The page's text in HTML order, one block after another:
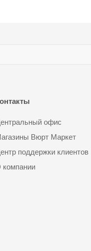
офис
Вюрт Маркет
поддержки клиентов
компании